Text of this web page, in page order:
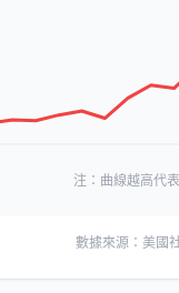
注：曲線越高代
數據來源：美國